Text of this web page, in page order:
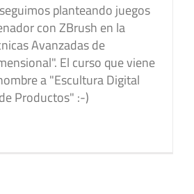
planteando juegos
con ZBrush en la
Avanzadas de
El curso que viene
a "Escultura Digital
Productos" :-)